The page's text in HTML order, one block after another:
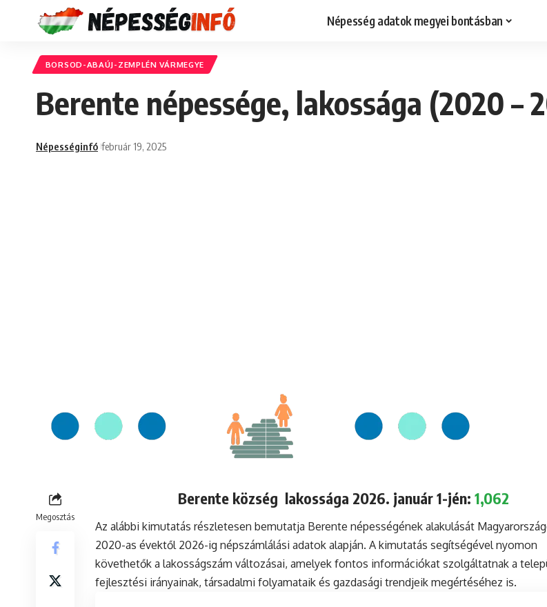
Népesség adatok megyei bontásban
BORSOD-ABAÚJ-ZEMPLÉN VÁRMEGYE
Berente népessége, lakossága (2020 –
Népességinfó február 19, 2025
Megosztás
Berente község lakossága 2026. január 1-jén:1,062
Az alábbi kimutatás részletesen bemutatja Berente népességének alakulását
2020-as évektől 2026-ig népszámlálási adatok alapján. A kimutatás segítségével nyomon
követhetők a lakosságszám változásai, amelyek fontos információkat szolgáltatnak a
fejlesztési irányainak, társadalmi folyamataik és gazdasági trendjeik megértéséhez is.